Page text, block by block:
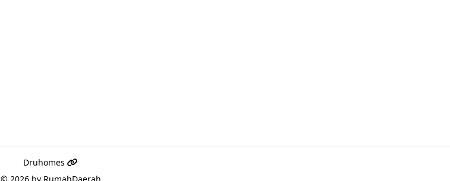
Druhomes